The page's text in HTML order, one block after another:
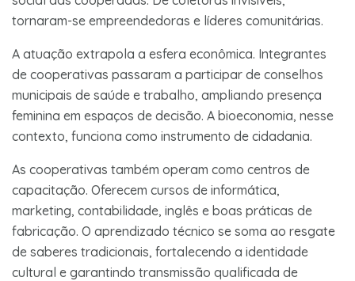
tornaram-se empreendedoras e líderes comunitárias.
A atuação extrapola a esfera econômica. Integrantes
de cooperativas passaram a participar de conselhos
municipais de saúde e trabalho, ampliando presença
feminina em espaços de decisão. A bioeconomia, nesse
contexto, funciona como instrumento de cidadania.
As cooperativas também operam como centros de
capacitação. Oferecem cursos de informática,
marketing, contabilidade, inglês e boas práticas de
fabricação. O aprendizado técnico se soma ao resgate
de saberes tradicionais, fortalecendo a identidade
cultural e garantindo transmissão qualificada de